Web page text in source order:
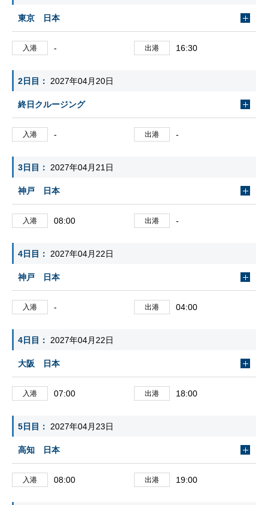
東京 日本
入港 - 出港 16:30
2日目 2027年04月20日
終日クルージング
入港 - 出港 -
3日目 2027年04月21日
神戸 日本
入港 08:00 出港 -
4日目 2027年04月22日
神戸 日本
入港 - 出港 04:00
4日目 2027年04月22日
大阪 日本
入港 07:00 出港 18:00
5日目 2027年04月23日
高知 日本
入港 08:00 出港 19:00